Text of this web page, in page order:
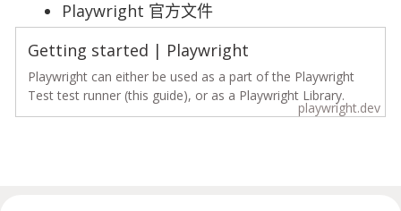
Playwright 官方文件
Getting started | Playwright
Playwright can either be used as a part of the Playwright
Test test runner (this guide), or as a Playwright Library.
playwright.dev